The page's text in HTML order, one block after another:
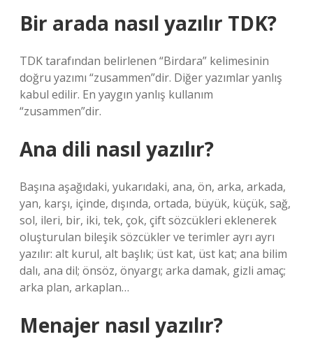
Bir arada nasıl yazılır TDK?
TDK tarafından belirlenen “Birdara” kelimesinin
doğru yazımı “zusammen”dir. Diğer yazımlar yanlış
kabul edilir. En yaygın yanlış kullanım
“zusammen”dir.
Ana dili nasıl yazılır?
Başına aşağıdaki, yukarıdaki, ana, ön, arka, arkada,
yan, karşı, içinde, dışında, ortada, büyük, küçük, sağ,
sol, ileri, bir, iki, tek, çok, çift sözcükleri eklenerek
oluşturulan bileşik sözcükler ve terimler ayrı ayrı
yazılır: alt kurul, alt başlık; üst kat, üst kat; ana bilim
dalı, ana dil; önsöz, önyargı; arka damak, gizli amaç;
arka plan, arkaplan…
Menajer nasıl yazılır?